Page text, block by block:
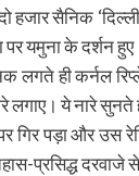
सैनिक
यमुना के दर्शन
ही कर्नल
लगाए। ये नारे
पर गिर पड़ा और
प्रसिद्ध दरवाजे